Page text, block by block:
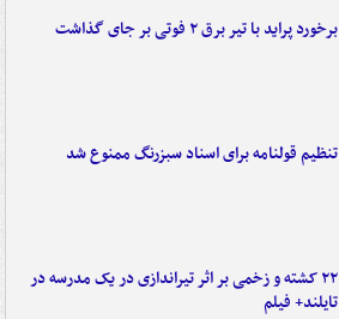
برخورد پراید با تیر برق ۲ فوتی بر جای گذاشت
تنظیم قولنامه برای اسناد سبزرنگ ممنوع شد
۲۲ کشته و زخمی بر اثر تیراندازی در یک مدرسه در
تایلند+ فیلم